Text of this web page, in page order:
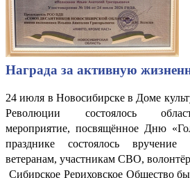
Награда за активную
24 июля в Новосибирске в Доме
Революции состоялось
мероприятие, посвящённое Дню
празднике состоялось вручение
ветеранам, участникам СВО,
Сибирское Рериховское Общество